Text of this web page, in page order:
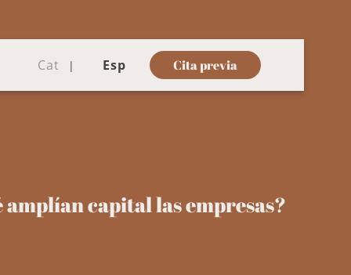
Cat Esp Cita previa
amplían capital las empresas?